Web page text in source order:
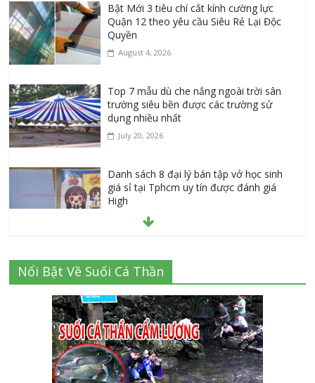
Bật Mới 3 tiêu chí cắt kính cường lực
Quận 12 theo yêu cầu Siêu Rẻ Lại Độc
Quyền
August 4, 2026
Top 7 mẫu dù che nắng ngoài trời sân
trường siêu bền được các trường sử
dụng nhiều nhất
July 20, 2026
Danh sách 8 đại lý bán tập vở học sinh
giá sỉ tại Tphcm uy tín được đánh giá
High
July 16, 2026
giá bao nhiêu tại 3 đại lý lớn có tiếng ở
Tphcm hiện nay?
July 9, 2026
Thành Long – Số 1 về dịch vụ sửa cửa
kính Quận 1 Tphcm tận nhà uy tín, giá rẻ
June 30, 2026
Nổi Bật Về Suối Cá Thần